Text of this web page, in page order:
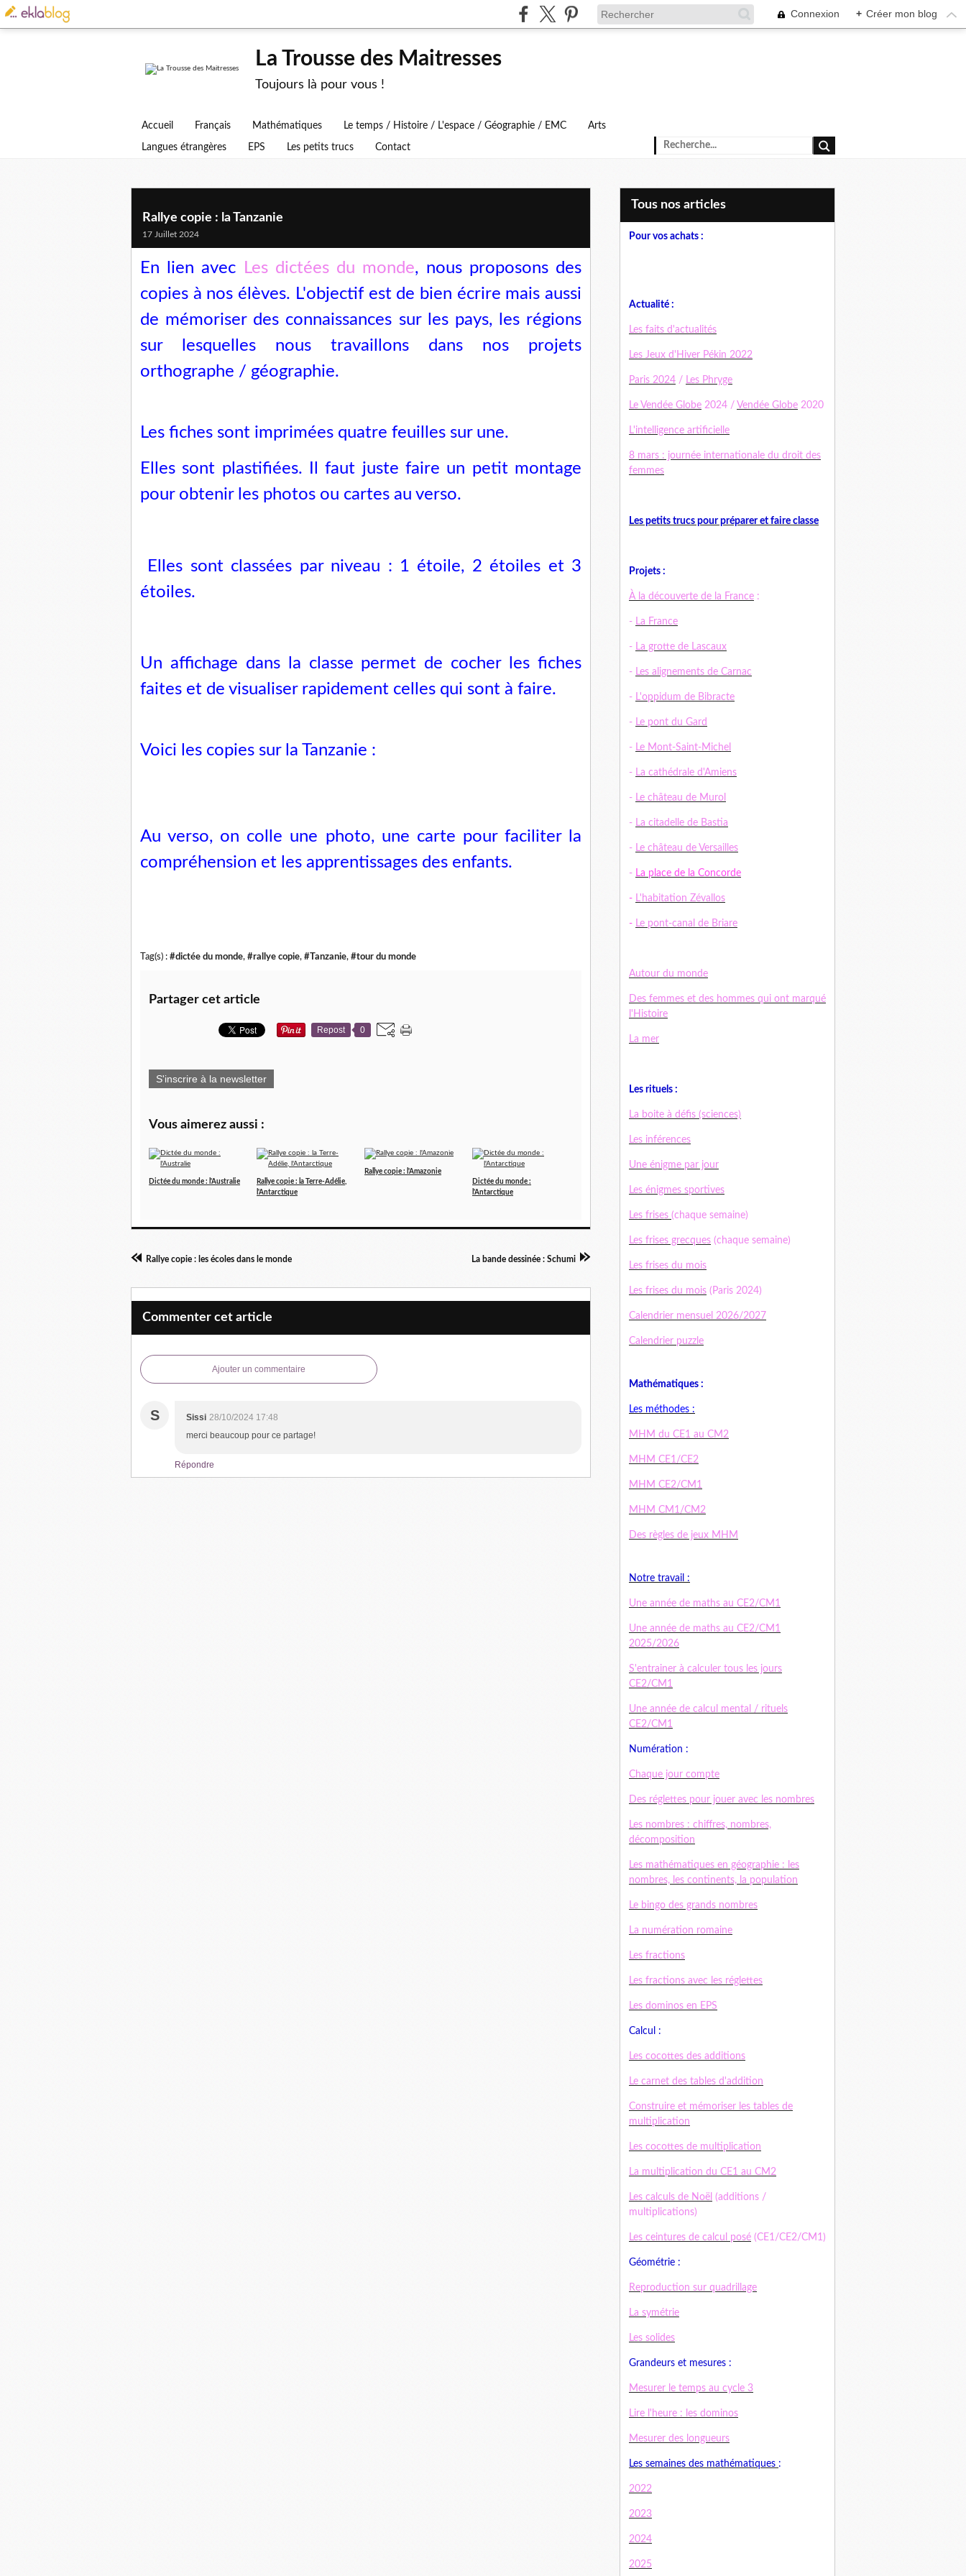
Connexion + Créer mon blog
La Trousse des Maitresses
Toujours là pour vous !
Accueil Français Mathématiques Le temps / Histoire / L'espace / Géographie / EMC Arts
Langues étrangères EPS Les petits trucs Contact
Rallye copie : la Tanzanie
17 Juillet 2024
En lien avec Les dictées du monde, nous proposons des
copies à nos élèves. L'objectif est de bien écrire mais aussi
de mémoriser des connaissances sur les pays, les régions
sur lesquelles nous travaillons dans nos projets
orthographe / géographie.
Les fiches sont imprimées quatre feuilles sur une.
Elles sont plastifiées. Il faut juste faire un petit montage
pour obtenir les photos ou cartes au verso.
Elles sont classées par niveau : 1 étoile, 2 étoiles et 3
étoiles.
Un affichage dans la classe permet de cocher les fiches
faites et de visualiser rapidement celles qui sont à faire.
Voici les copies sur la Tanzanie :
Au verso, on colle une photo, une carte pour faciliter la
compréhension et les apprentissages des enfants.
Tag(s) : #dictée du monde, #rallye copie, #Tanzanie, #tour du monde
Partager cet article
Repost 0
S'inscrire à la newsletter
Vous aimerez aussi :
Dictée du monde : l'Australie
Rallye copie : la Terre-Adélie,
l'Antarctique
Rallye copie : l'Amazonie
Dictée du monde :
l'Antarctique
Rallye copie : les écoles dans le monde La bande dessinée : Schumi
Commenter cet article
Ajouter un commentaire
S Sissi 28/10/2024 17:48
merci beaucoup pour ce partage!
Répondre
Tous nos articles
Pour vos achats :
Actualité :
Les faits d'actualités
Les Jeux d'Hiver Pékin 2022
Paris 2024 / Les Phryge
Le Vendée Globe 2024 / Vendée Globe 2020
L'intelligence artificielle
8 mars : journée internationale du droit des
femmes
Les petits trucs pour préparer et faire classe
Projets :
À la découverte de la France :
- La France
- La grotte de Lascaux
- Les alignements de Carnac
- L'oppidum de Bibracte
- Le pont du Gard
- Le Mont-Saint-Michel
- La cathédrale d'Amiens
- Le château de Murol
- La citadelle de Bastia
- Le château de Versailles
- La place de la Concorde
- L'habitation Zévallos
- Le pont-canal de Briare
Autour du monde
Des femmes et des hommes qui ont marqué
l'Histoire
La mer
Les rituels :
La boite à défis (sciences)
Les inférences
Une énigme par jour
Les énigmes sportives
Les frises (chaque semaine)
Les frises grecques (chaque semaine)
Les frises du mois
Les frises du mois (Paris 2024)
Calendrier mensuel 2026/2027
Calendrier puzzle
Mathématiques :
Les méthodes :
MHM du CE1 au CM2
MHM CE1/CE2
MHM CE2/CM1
MHM CM1/CM2
Des règles de jeux MHM
Notre travail :
Une année de maths au CE2/CM1
Une année de maths au CE2/CM1
2025/2026
S'entrainer à calculer tous les jours
CE2/CM1
Une année de calcul mental / rituels
CE2/CM1
Numération :
Chaque jour compte
Des réglettes pour jouer avec les nombres
Les nombres : chiffres, nombres,
décomposition
Les mathématiques en géographie : les
nombres, les continents, la population
Le bingo des grands nombres
La numération romaine
Les fractions
Les fractions avec les réglettes
Les dominos en EPS
Calcul :
Les cocottes des additions
Le carnet des tables d'addition
Construire et mémoriser les tables de
multiplication
Les cocottes de multiplication
La multiplication du CE1 au CM2
Les calculs de Noël (additions /
multiplications)
Les ceintures de calcul posé (CE1/CE2/CM1)
Géométrie :
Reproduction sur quadrillage
La symétrie
Les solides
Grandeurs et mesures :
Mesurer le temps au cycle 3
Lire l'heure : les dominos
Mesurer des longueurs
Les semaines des mathématiques :
2022
2023
2024
2025